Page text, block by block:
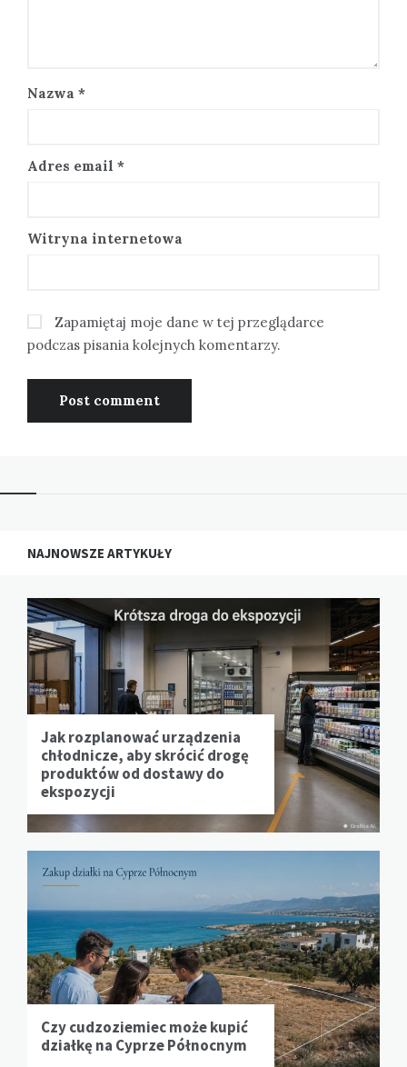
Nazwa *
Adres email *
Witryna internetowa
Zapamiętaj moje dane w tej przeglądarce
podczas pisania kolejnych komentarzy.
NAJNOWSZE ARTYKUŁY
Jak rozplanować urządzenia
chłodnicze, aby skrócić drogę
produktów od dostawy do
ekspozycji
Czy cudzoziemiec może kupić
działkę na Cyprze Północnym